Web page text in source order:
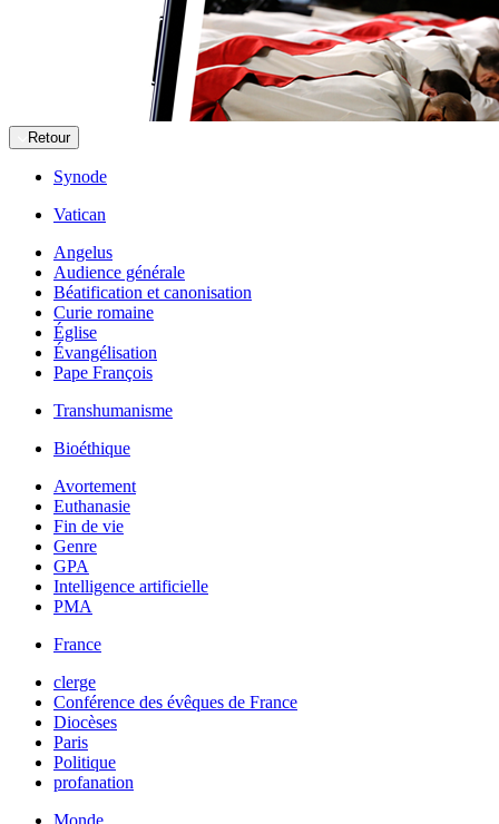
Retour
Synode
Vatican
Angelus
Audience générale
Béatification et canonisation
Curie romaine
Église
Évangélisation
Pape François
Transhumanisme
Bioéthique
Avortement
Euthanasie
Fin de vie
Genre
GPA
Intelligence artificielle
PMA
France
clerge
Conférence des évêques de France
Diocèses
Paris
Politique
profanation
Monde